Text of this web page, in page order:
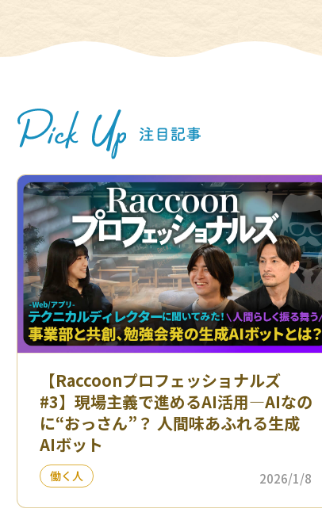
【Raccoonプロフェッショナルズ
#3】現場主義で進めるAI活用—AIなの
に“おっさん”？ 人間味あふれる生成
AIボット
働く人 2026/1/8